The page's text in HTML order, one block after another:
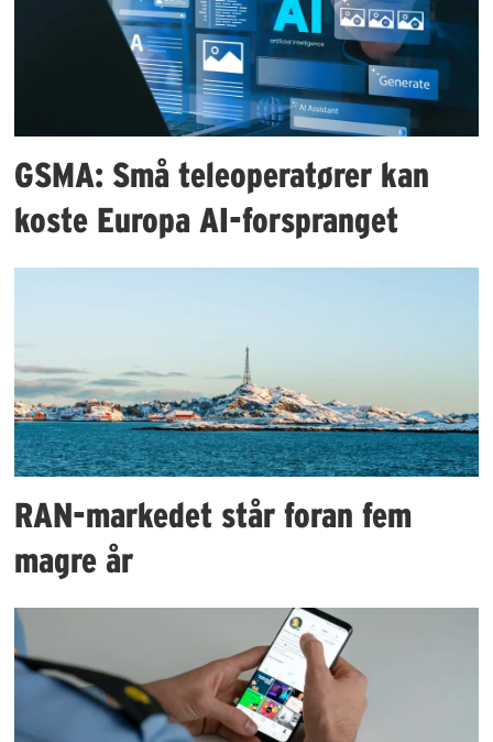
GSMA: Små teleoperatører kan
koste Europa AI-forspranget
RAN-markedet står foran fem
magre år